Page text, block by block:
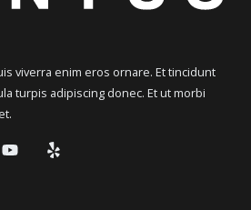
viverra enim eros ornare. Et tincidunt
turpis adipiscing donec. Et ut morbi